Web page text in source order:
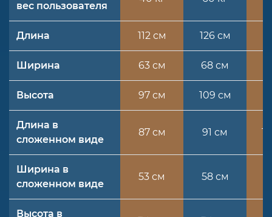
вес пользователя
Длина 112 см 126 см
Ширина 63 см 68 см
Высота 97 см 109 см
Длина в
сложенном виде
87 см 91 см
Ширина в
сложенном виде
53 см 58 см
Высота в